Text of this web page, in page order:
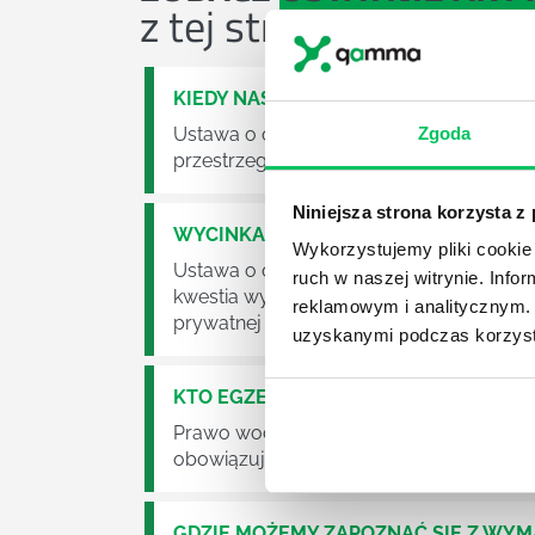
Zgoda
Niniejsza strona korzysta z
Wykorzystujemy pliki
ruch w naszej witrynie.
reklamowym i
uzyskanymi podczas
z tej strefy wiedzy
KIEDY NASTĄPI ZMIANA USTAWY O
Ustawa o odpadach jest dość istotną
przestrzeganie będzie już normalnie
WYCINKA DRZEW A USTAWA O
Ustawa o ochronie środowiska
kwestia wycinki drzew. Czy taka wycinka
prywatnej posesji można wyciąć
KTO EGZEKWUJE PRAWO WODNE?
Prawo wodne to dość skomplikowane
obowiązuje? Jak wygląda